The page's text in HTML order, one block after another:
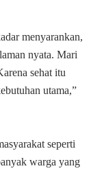
menyarankan,
nyata. Mari
sehat itu
utama,”
seperti
warga yang